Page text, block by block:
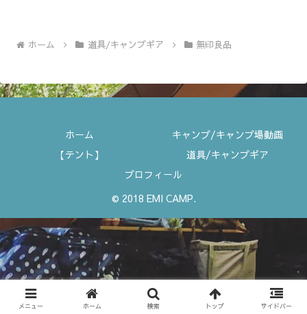
ホーム 道具/キャンプギア 無印良品
ホーム
キャンプ/キャンプ場動画
【テント】
道具/キャンプギア
プロフィール
© 2018 EMI CAMP.
メニュー ホーム 検索 トップ サイドバー